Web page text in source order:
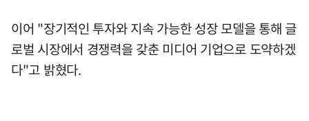
이어 "장기적인 투자와 지속 가능한 성장 모델을 통해 글
로벌 시장에서 경쟁력을 갖춘 미디어 기업으로 도약하겠
다"고 밝혔다.